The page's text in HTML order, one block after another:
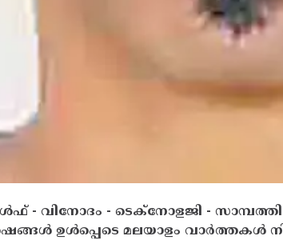
- വിനോദം - ടെക്നോളജി -
ഉൾപ്പെടെ മലയാളം വാർത്തകൾ